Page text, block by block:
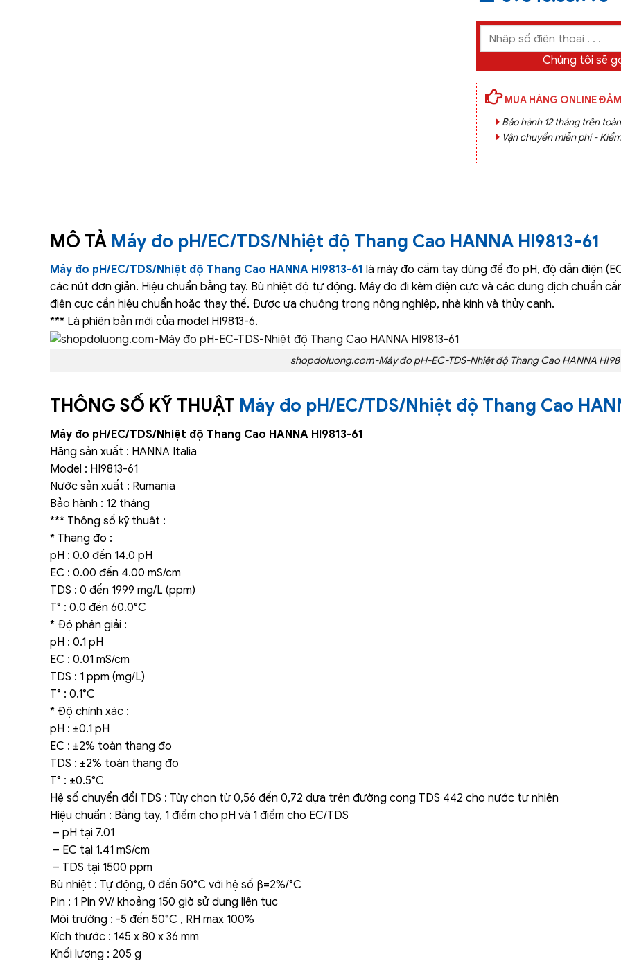
Chúng tôi sẽ
MUA HÀNG ONLINE
Bảo hành 12 tháng trên
Vận chuyển miễn phí -
MÔ TẢ Máy đo pH/EC/TDS/Nhiệt độ Thang Cao HANNA HI9813-61
Máy đo pH/EC/TDS/Nhiệt độ Thang Cao HANNA HI9813-61 là máy đo cầm tay dùng để đo pH, độ dẫn điện
các nút đơn giản. Hiệu chuẩn bằng tay. Bù nhiệt độ tự động. Máy đo đi kèm điện cực và các dung dịch chuẩn
điện cực cần hiệu chuẩn hoặc thay thế. Được ưa chuộng trong nông nghiệp, nhà kính và thủy canh.
*** Là phiên bản mới của model HI9813-6.
shopdoluong.com-Máy đo pH-EC-TDS-Nhiệt độ Thang Cao HANNA
THÔNG SỐ KỸ THUẬT Máy đo pH/EC/TDS/Nhiệt độ Thang Cao
Máy đo pH/EC/TDS/Nhiệt độ Thang Cao HANNA HI9813-61
Hãng sản xuất : HANNA Italia
Model : HI9813-61
Nước sản xuất : Rumania
Bảo hành : 12 tháng
*** Thông số kỹ thuật :
* Thang đo :
pH : 0.0 đến 14.0 pH
EC : 0.00 đến 4.00 mS/cm
TDS : 0 đến 1999 mg/L (ppm)
T° : 0.0 đến 60.0°C
* Độ phân giải :
pH : 0.1 pH
EC : 0.01 mS/cm
TDS : 1 ppm (mg/L)
T° : 0.1°C
* Độ chính xác :
pH : ±0.1 pH
EC : ±2% toàn thang đo
TDS : ±2% toàn thang đo
T° : ±0.5°C
Hệ số chuyển đổi TDS : Tùy chọn từ 0,56 đến 0,72 dựa trên đường cong TDS 442 cho nước tự nhiên
Hiệu chuẩn : Bằng tay, 1 điểm cho pH và 1 điểm cho EC/TDS
– pH tại 7.01
– EC tại 1.41 mS/cm
– TDS tại 1500 ppm
Bù nhiệt : Tự động, 0 đến 50°C với hệ số β=2%/°C
Pin : 1 Pin 9V/ khoảng 150 giờ sử dụng liên tục
Môi trường : -5 đến 50°C , RH max 100%
Kích thước : 145 x 80 x 36 mm
Khối lượng : 205 g